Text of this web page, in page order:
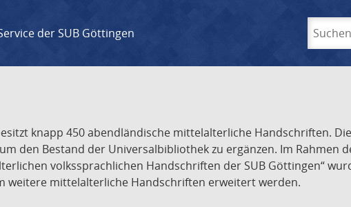
der SUB Göttingen
knapp 450 abendländische mittelalterliche Handschriften.
den Bestand der Universalbibliothek zu ergänzen. Im Rahmen
volkssprachlichen Handschriften der SUB Göttingen“
weitere mittelalterliche Handschriften erweitert werden.